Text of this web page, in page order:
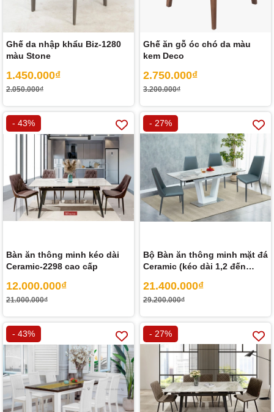
Ghế da nhập khẩu Biz-1280
màu Stone
1.450.000₫
2.050.000₫
Ghế ăn gỗ óc chó da màu
kem Deco
2.750.000₫
3.200.000₫
- 43%
Bàn ăn thông minh kéo dài
Ceramic-2298 cao cấp
12.000.000₫
21.000.000₫
- 27%
Bộ Bàn ăn thông minh mặt đá
Ceramic (kéo dài 1,2 đến
21.400.000₫
29.200.000₫
- 43% - 27%